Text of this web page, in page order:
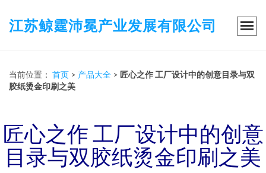
江苏鲸霆沛冕产业发展有限公司
当前位置： 首页 > 产品大全 > 匠心之作 工厂设计中的创意目录与双
胶纸烫金印刷之美
匠心之作 工厂设计中的创意
目录与双胶纸烫金印刷之美